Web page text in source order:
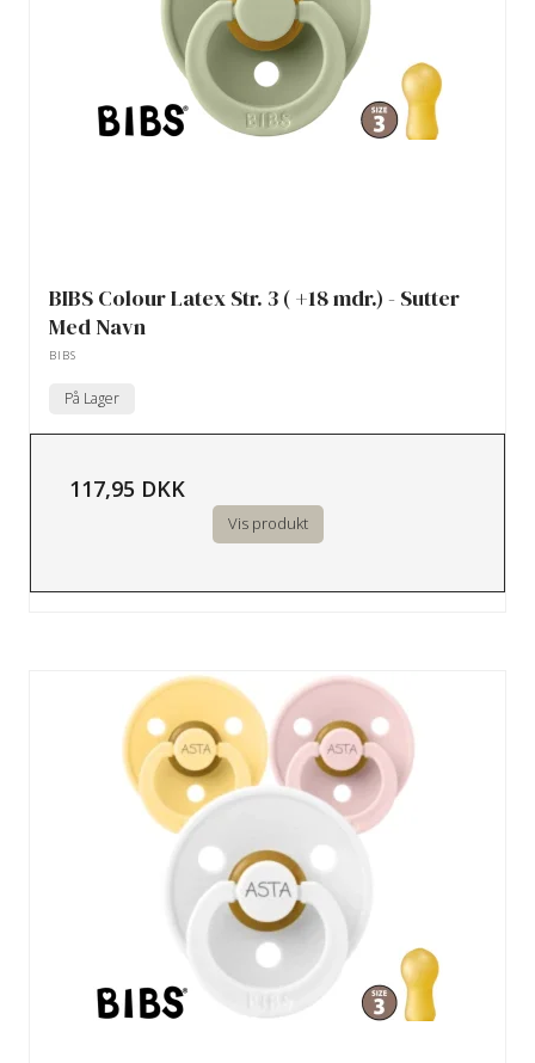
BIBS Colour Latex Str. 3 ( +18 mdr.) - Sutter
Med Navn
BIBS
På Lager
117,95 DKK
Vis produkt